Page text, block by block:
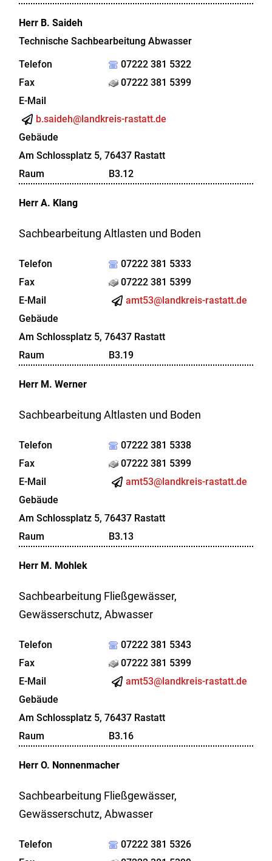
Herr B. Saideh
Technische Sachbearbeitung Abwasser
Telefon
07222 381 5322
Fax
07222 381 5399
E-Mail
b.saideh@landkreis-rastatt.de
Gebäude
Am Schlossplatz 5, 76437 Rastatt
Raum
B3.12
Herr A. Klang
Sachbearbeitung Altlasten und Boden
Telefon
07222 381 5333
Fax
07222 381 5399
E-Mail
amt53@landkreis-rastatt.de
Gebäude
Am Schlossplatz 5, 76437 Rastatt
Raum
B3.19
Herr M. Werner
Sachbearbeitung Altlasten und Boden
Telefon
07222 381 5338
Fax
07222 381 5399
E-Mail
amt53@landkreis-rastatt.de
Gebäude
Am Schlossplatz 5, 76437 Rastatt
Raum
B3.13
Herr M. Mohlek
Sachbearbeitung Fließgewässer,
Gewässerschutz, Abwasser
Telefon
07222 381 5343
Fax
07222 381 5399
E-Mail
amt53@landkreis-rastatt.de
Gebäude
Am Schlossplatz 5, 76437 Rastatt
Raum
B3.16
Herr O. Nonnenmacher
Sachbearbeitung Fließgewässer,
Gewässerschutz, Abwasser
Telefon
07222 381 5326